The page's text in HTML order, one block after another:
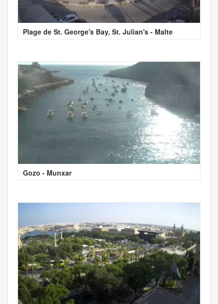
Plage de St. George's Bay, St. Julian's - Malte
Gozo - Munxar